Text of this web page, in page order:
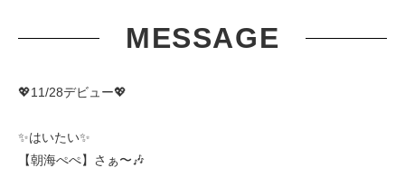
MESSAGE
💖11/28デビュー💖
✨はいたい✨
【朝海ぺぺ】さぁ〜🎶